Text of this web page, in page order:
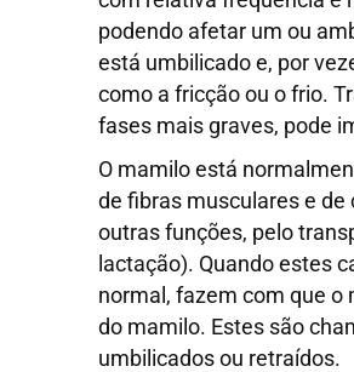
podendo afetar um ou
está umbilicado e, por
como a fricção ou o frio.
fases mais graves, pode
O mamilo está
de fibras musculares e de
outras funções, pelo
lactação). Quando estes
normal, fazem com que o
do mamilo. Estes são
umbilicados ou retraídos.